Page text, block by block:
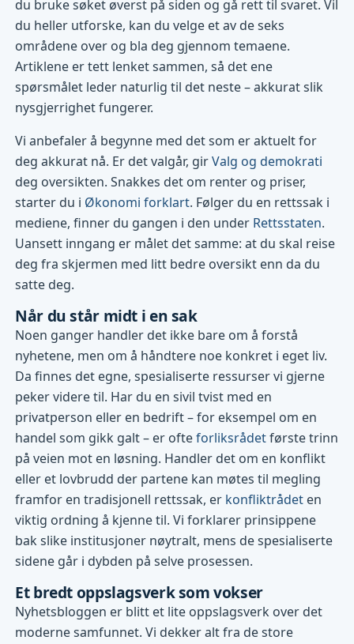
du bruke søket øverst på siden og gå rett til svaret. Vil
du heller utforske, kan du velge et av de seks
områdene over og bla deg gjennom temaene.
Artiklene er tett lenket sammen, så det ene
spørsmålet leder naturlig til det neste – akkurat slik
nysgjerrighet fungerer.
Vi anbefaler å begynne med det som er aktuelt for
deg akkurat nå. Er det valgår, girValg og demokrati
deg oversikten. Snakkes det om renter og priser,
starter du i Økonomi forklart. Følger du en rettssak i
mediene, finner du gangen i den under Rettsstaten.
Uansett inngang er målet det samme: at du skal reise
deg fra skjermen med litt bedre oversikt enn da du
satte deg.
Når du står midt i en sak
Noen ganger handler det ikke bare om å forstå
nyhetene, men om å håndtere noe konkret i eget liv.
Da finnes det egne, spesialiserte ressurser vi gjerne
peker videre til. Har du en sivil tvist med en
privatperson eller en bedrift – for eksempel om en
handel som gikk galt – er ofteforliksrådetførste trinn
på veien mot en løsning. Handler det om en konflikt
eller et lovbrudd der partene kan møtes til megling
framfor en tradisjonell rettssak, er konfliktrådet en
viktig ordning å kjenne til. Vi forklarer prinsippene
bak slike institusjoner nøytralt, mens de spesialiserte
sidene går i dybden på selve prosessen.
Et bredt oppslagsverk som vokser
Nyhetsbloggen er blitt et lite oppslagsverk over det
moderne samfunnet. Vi dekker alt fra de store